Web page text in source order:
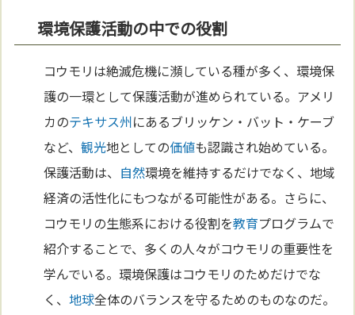
環境保護活動の中での役割
コウモリは絶滅危機に瀕している種が多く、環境保
護の一環として保護活動が進められている。アメリ
カのテキサス州にあるブリッケン・バット・ケーブ
など、観光地としての価値も認識され始めている。
保護活動は、 自然環境を維持するだけでなく、地域
経済の活性化にもつながる可能性がある。さらに、
コウモリの生態系における役割を教育プログラムで
紹介することで、多くの人々がコウモリの重要性を
学んでいる。環境保護はコウモリのためだけでな
く、地球全体のバランスを守るためのものなのだ。